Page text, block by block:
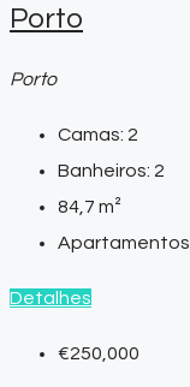
Porto
Porto
Camas: 2
Banheiros: 2
84,7 m²
Apartamentos
Detalhes
€250,000